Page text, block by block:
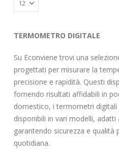
TERMOMETRO DIGITALE
Su Econviene trovi una
progettati per misurare la
precisione e rapidità. Questi
fornendo risultati affidabili in
domestico, i termometri
disponibili in vari modelli,
garantendo sicurezza e qualità
quotidiana.